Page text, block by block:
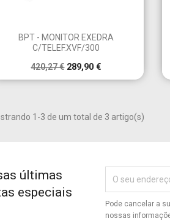
Criar nova lista
Cancelar
((cancelText))
Vista rápida
BPT - MONITOR EXEDRA
C/TELEF.XVF/300
420,27 € 289,90 €
1-3 de um total de 3 artigo(s)
últimas
especiais
Pode cancelar a
nossas